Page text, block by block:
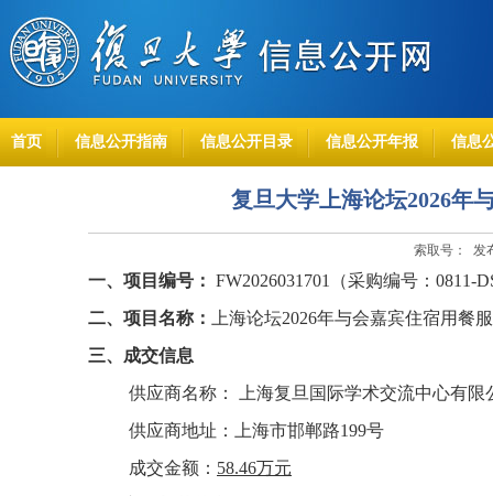
首页 信息公开指南 信息公开目录 信息公开年报 信息
复旦大学上海论坛2026年
索取号： 发
一、项目编号： FW2026031701（采购编号：0811-
二、项目名称：
上海论坛2026年与会嘉宾住宿用餐
三、成交信息
供应商名称： 上海复旦国际学术交流中心有限
供应商地址：
上海市邯郸路199号
成交金额： 58.46万元